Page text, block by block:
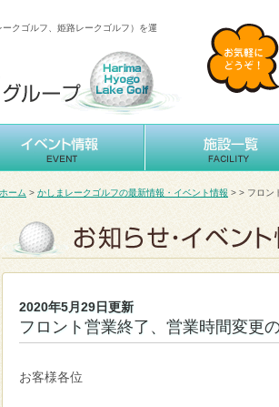
クゴルフ、姫路レークゴルフ）を運
ーム > かしまレークゴルフの最新情報・イベント情報 > > フロン
2020年5月29日更新
フロント営業終了、営業時間変更
お客様各位